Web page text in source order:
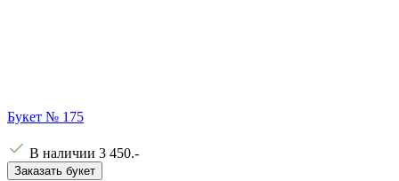
Букет № 175
В наличии 3 450.-
Заказать букет